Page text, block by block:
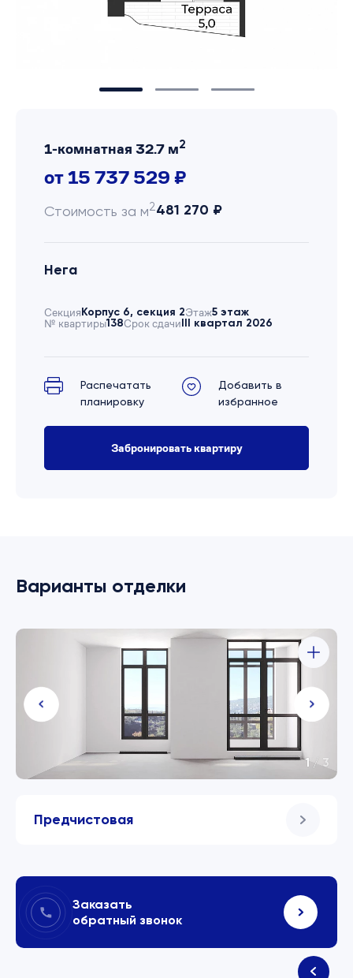
1-комнатная 32.7 м2
от 15 737 529 ₽
Стоимость за м2481 270 ₽
Нега
СекцияКорпус 6, секция 2Этаж5 этаж
№ квартиры138Срок сдачиIII квартал 2026
Распечатать
планировку
Добавить в
избранное
Забронировать квартиру
Варианты отделки
Предчистовая
1 /3
Заказать
обратный звонок